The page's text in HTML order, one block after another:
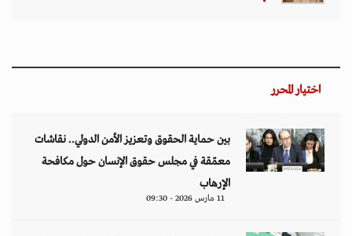
اختيار المحرر
بين حماية الحقوق وتعزيز الأمن الدولي.. نقاشات
معمّقة في مجلس حقوق الإنسان حول مكافحة
الإرهاب
11 مارس 2026 - 09:30